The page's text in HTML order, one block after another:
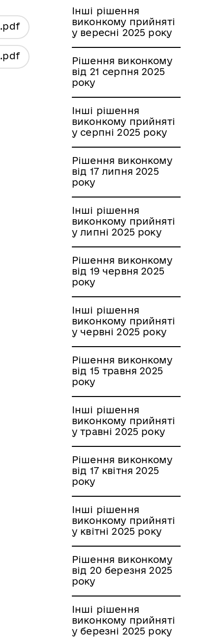
.pdf
.pdf
Інші рішення
виконкому прийняті
у вересні 2025 року
Рішення виконкому
від 21 серпня 2025
року
Інші рішення
виконкому прийняті
у серпні 2025 року
Рішення виконкому
від 17 липня 2025
року
Інші рішення
виконкому прийняті
у липні 2025 року
Рішення виконкому
від 19 червня 2025
року
Інші рішення
виконкому прийняті
у червні 2025 року
Рішення виконкому
від 15 травня 2025
року
Інші рішення
виконкому прийняті
у травні 2025 року
Рішення виконкому
від 17 квітня 2025
року
Інші рішення
виконкому прийняті
у квітні 2025 року
Рішення виконкому
від 20 березня 2025
року
Інші рішення
виконкому прийняті
у березні 2025 року